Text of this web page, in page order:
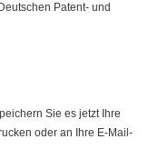
Patent- und
Sie es jetzt Ihre
oder an Ihre E-Mail-